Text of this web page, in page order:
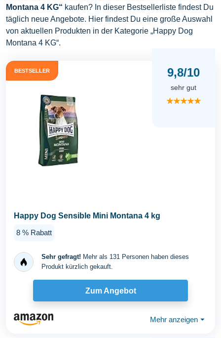
Montana 4 KG“ kaufen? In dieser Bestsellerliste findest Du
täglich neue Angebote. Hier findest Du eine große Auswahl
von aktuellen Produkten in der Kategorie „Happy Dog
Montana 4 KG“.
BESTSELLER 9,8/10
sehr gut
★★★★★
Happy Dog Sensible Mini Montana 4 kg
8 % Rabatt
Sehr gefragt! Mehr als 131 Personen haben dieses
Produkt kürzlich gekauft.
Zum Angebot
Mehr anzeigen ⏷